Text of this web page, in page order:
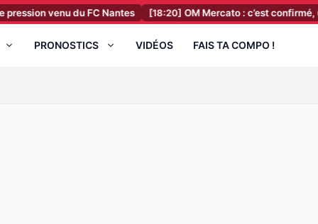
du FC Nantes [18:20] OM Mercato : c’est confirmé, une offre
PRONOSTICS VIDÉOS FAIS TA COMPO !